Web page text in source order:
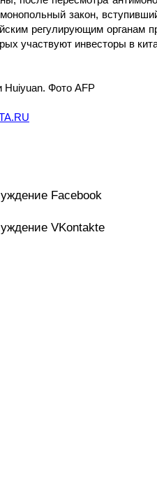
закон,
регулирующим органам
участвуют инвесторы в
Huiyuan. Фото AFP
Facebook
VKontakte